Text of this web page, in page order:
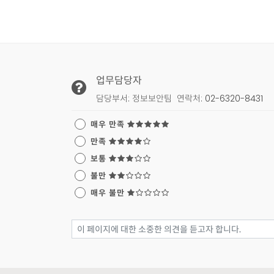
페이지 만족도 조사 및 업
업무담당자
담당부서: 정보보안팀 연락처: 02-6320-8431
이 페이지에 대한 전반적인 만족도
매우 만족
만족
보통
불만
매우 불만
페이지 만족도 조사 의견 입력